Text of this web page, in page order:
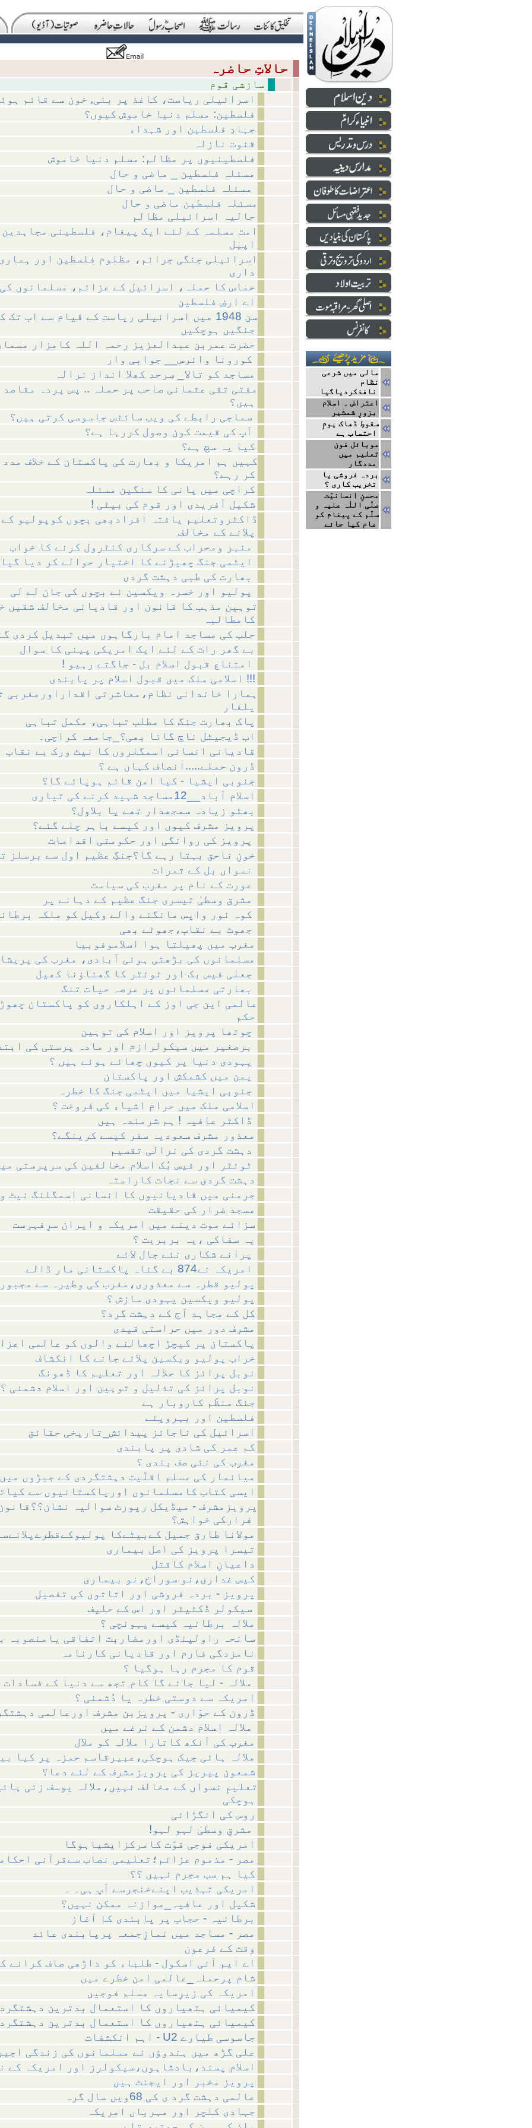
حالاتِ حاضرہ
اسرائیلی ریاست، کاغذ پر بنی, خون سے قائم
فلسطین: مسلم دنیا خاموش کیوں؟
جہادِ فلسطین اور شہداء
قنوت نازلہ
فلسطینیوں پر مظالم: مسلم دنیا خاموش
مسئلہ فلسطین _ ماضی و حال
مسئلہ فلسطین ماضی و حال
حالیہ اسرائیلی مظالم
امت مسلمہ کے لئے ایک پیغام، فلسطینی
اپیل
اسرائیلی جنگی جرائم، مظلوم فلسطین اور
داری
حماس کا حملہ، اسرائیل کے عزائم، مسلمانوں
اے ارضِ فلسطین
سن 1948 میں اسرائیلی ریاست کے قیام سے اب تک
جنگیں ہوچکیں
حضرت عمربن عبدالعزیز رحمہ اللہ کامزار
مساجد کو تالا_ سرحد کھلا انداز نرالہ
مفتی تقی عثمانی صاحب پر حملہ .. پس پردہ مقاصد
ہیں؟
کیا یہ سچ ہے؟
کہیں ہم امریکا و بھارت کی پاکستان کے خلاف
کر رہے؟
کراچی میں پانی کا سنگین مسئلہ
! شکیل آفریدی اور قوم کی بیٹی
ڈاکٹروتعلیم یافتہ افرادبھی بچوں کوپولیو
پلانے کے مخالف
توہین مذہب کا قانون اور قادیانی مخالف شقیں
کامطالبہ
حلب کی مساجد امام بارگاہوں میں تبدیل کردی
بے گھر رات کے لئے ایک امریکی پینی کا سوال
اسلامی ملک میں قبول اسلام پر پابندی !!!
ہمارا خاندانی نظام،معاشرتی اقداراورمغربی
یلغار
پاک بھارت جنگ کا مطلب تباہی، مکمل تباہی
اب ڈیجیٹل ناچ گانا بھی؟_جامعہ کراچی۔
قادیانی انسانی اسمگلروں کا نیٹ ورک بے نقاب
ڈرون حملے.....انصاف کہاں ہے ؟
جنوبی ایشیا - کیا امن قائم ہوپائے گا؟
اسلام آباد__12مساجد شہید کرنے کی تیاری
بھٹو زیادہ سمجھدار تھے یا بلاول؟
پرویز مشرف کیوں اور کیسے باہر چلے گئے؟
خونِ ناحق بہتا رہے گا؟جنگِ عظیم اول سے برسلز
مغرب میں پھیلتا ہوا اسلاموفوبیا
مسلمانوں کی بڑھتی ہوئی آبادی، مغرب کی
عالمی این جی اوز کے اہلکاروں کو پاکستان
حکم
اسلامی ملک میں حرام اشیاء کی فروخت ؟
معذور مشرف سعودیہ سفر کیسے کرینگے؟
دہشت گردی سے نجات کاراستہ
جرمنی میں قادیانیوں کا انسانی اسمگلنگ نیٹ
مسجد ضرار کی حقیقت
سزائے موت دینے میں امریکہ و ایران سرِفہرست
یہ سفاکی ،یہ بربریت ؟
پولیو قطرہ سے معذوری،مغرب کی وطیرہ سے
پولیو ویکسین یہودی سازش ؟
کل کے مجاہد آج کے دہشت گرد؟
مشرف دور میں حراستی قیدی
پاکستان پر کیچڑ اچھالنے والوں کو عالمی
خراب پولیو ویکسین پلائے جانے کا انکشاف
نوبل پرائز کا حلالہ اور تعلیم کا ڈھونگ
نوبل پرائز کی تذلیل و توہین اور اسلام دشمنی ؟
جنگ منظّم کاروبار ہے
فلسطین اور بہروپئے
اسرائیل کی ناجائز پیدائش_تاریخی حقائق
کم عمر کی شادی پر پابندی
مغرب کی نئی صف بندی ؟
میانمار کی مسلم اقلّیت دہشتگردی کے جبڑوں
ایسی کتاب کامسلمانوں اورپاکستانیوں سے
پرویزمشرف - میڈیکل رپورٹ سوالیہ
مولانا طارق جمیل کےبیٹےکا
تیسرا پرویز کی اصل بیماری
داعیانِ اسلام کاقتل
کیس غداری،نو سوراخ،نو بیماری
پرویز - بردہ فروشی اور اثاثوں کی تفصیل
ملالہ برطانیہ کیسے پہونچی ؟
سانحہ راولپنڈی اورمضاربت اتفاقی یامنصوبہ
نامزدگی فارم اور قادیانی کارنامہ
قوم کا مجرم رہا ہوگیا ؟
امریکہ سے دوستی خطرہ یا دُشمنی ؟
ڈرون کے حوّاری - پرویزبن مشرف اورعالمی
مغرب کی آنکھ کاتارا ملالہ کو ملال
ملالہ ہائی جیک ہوچکی،عبیرقاسم حمزہ پر کیا
شمعون پیریز کی پرویزمشرف کے لئے دعا؟
تعلیمِ نسواں کے مخالف نہیں،ملالہ یوسف زئی
ہوچکی
روس کی انگڑائی
امریکی فوجی قوّت کامرکزایشیاہوگا
مصر - مذموم عزائم؛تعلیمی نصاب سےقرآنی
کیا ہم سب مجرم نہیں ؟؟
امریکی تہذیب اپنےخنجرسے آپ ہی۔ ۔
شکیل اور عافیہ_موازنہ ممکن نہیں؟
برطانیہ - حجاب پر پابندی کا آغاز
مصر - مساجد میں نمازِجمعہ پرپابندی عائد
وقت کے فرعون
اے ایم آئی اسکول - طلباء کو داڑھی صاف کرانے
شام پرحملہ_عالمی امن خطرے میں
امریکہ کی زیرِسایہ مسلم فوجیں
کیمیائی ہتھیاروں کا استعمال بدترین
کیمیائی ہتھیاروں کا استعمال بدترین
اہم انکشفات - U2 جاسوسی طیارے
علی گڑھ میں ہندوؤں نے مسلمانوں کی زندگی
اسلام پسند،بادشاہوں،سیکولرز اور امریکہ کے
پرویز مخبر اور ایجنٹ ہیں
عالمی دہشت گرد ی کی 68ویں سال گرہ
جہادی کلچر اور مہرباں امریکہ
مالی میں شرعی
نظام
نافذکردیاگیا
اعتراض ۔ اسلام
بزورِ شمشیر
سقوطِ ڈھاک یومِ
احتساب ہے
موبائل فون
تعلیم میں
مددگار
بردہ فروشی یا
تخریب کاری ؟
محسنِ انسانیّت
صلّی اللٰہ علیہ و
سلّم کے پیغام کو
عام کیا جائے